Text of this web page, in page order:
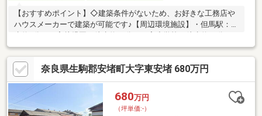
【おすすめポイント】◇建築条件がないため、お好きな工務店や
ハウスメーカーで建築が可能です♪【周辺環境施設】・但馬駅：徒
式下中学校：徒歩約19分・スーパーセンターオークワ 田原本イン
ター店：徒歩約22分・セブン-イレブン 田原本松本店：徒歩約12
分・三宅但馬簡易郵便局：徒歩10分・南都銀行 箸尾支店：徒歩約
19分※敷地内に古井戸があります。ご覧いただきありがとうござ
います♪是非お気軽にお問い合わせください♪
奈良県生駒郡安堵町大字東安堵 680万円
680万円
（坪単価:-）